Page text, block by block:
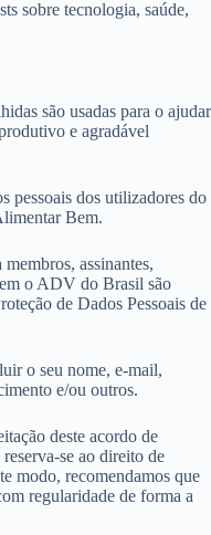
sobre tecnologia, saúde,
são usadas para o ajudar
e agradável
pessoais dos utilizadores do
Bem.
assinantes,
o ADV do Brasil são
de Dados Pessoais de
o seu nome, e-mail,
e/ou outros.
deste acordo de
se ao direito de
modo, recomendamos que
regularidade de forma a